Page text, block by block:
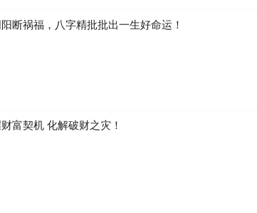
断祸福，八字精批批出一生好命运！
富契机 化解破财之灾！